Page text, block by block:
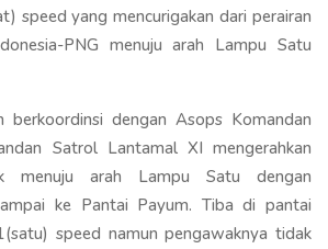
speed yang mencurigakan dari perairan
PNG menuju arah Lampu Satu
berkoordinsi dengan Asops Komandan
Satrol Lantamal XI mengerahkan
menuju arah Lampu Satu dengan
ke Pantai Payum. Tiba di pantai
speed namun pengawaknya tidak